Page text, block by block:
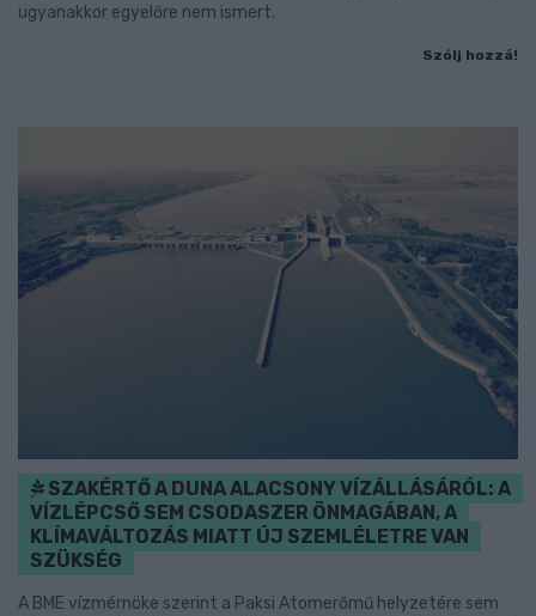
ugyanakkor egyelőre nem ismert.
Szólj hozzá!
SZAKÉRTŐ A DUNA ALACSONY VÍZÁLLÁSÁRÓL: A
VÍZLÉPCSŐ SEM CSODASZER ÖNMAGÁBAN, A
KLÍMAVÁLTOZÁS MIATT ÚJ SZEMLÉLETRE VAN
SZÜKSÉG
A BME vízmérnöke szerint a Paksi Atomerőmű helyzetére sem